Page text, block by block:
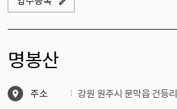
명봉산
주소 강원 원주시 문막읍 건등리